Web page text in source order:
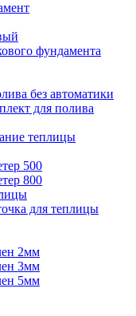
фундамента
без автоматики
для полива
теплицы
500
800
для теплицы
2мм
3мм
5мм